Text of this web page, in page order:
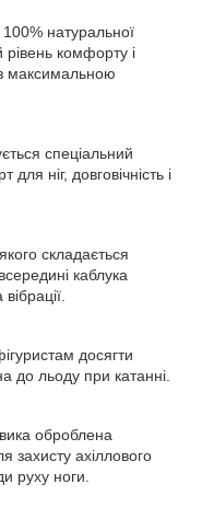
натуральної
комфорту і
з максимальною
спеціальний
ніг, довговічність і
складається
каблука
досягти
до льоду при катанні.
оброблена
захисту ахіллового
руху ноги.